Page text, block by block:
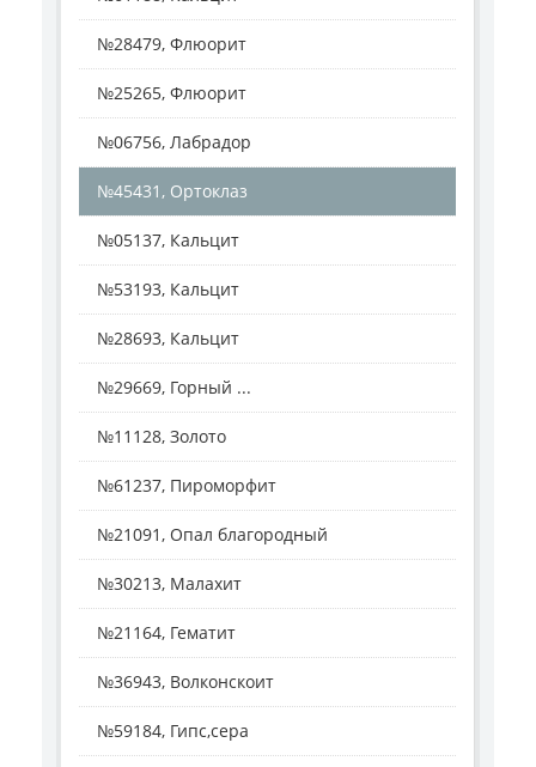
№28479, Флюорит
№25265, Флюорит
№06756, Лабрадор
№45431, Ортоклаз
№05137, Кальцит
№53193, Кальцит
№28693, Кальцит
№29669, Горный ...
№11128, Золото
№61237, Пироморфит
№21091, Опал благородный
№30213, Малахит
№21164, Гематит
№36943, Волконскоит
№59184, Гипс,сера